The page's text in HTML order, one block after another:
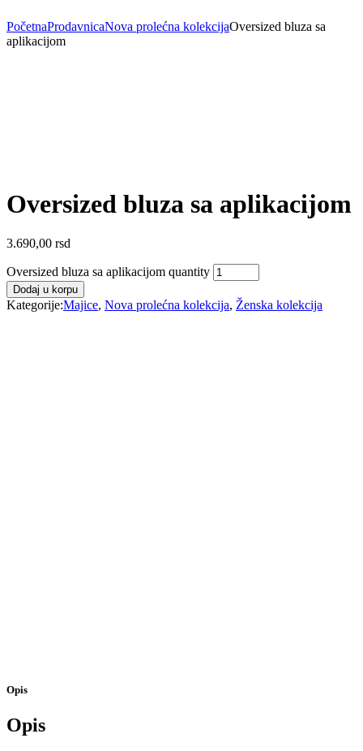
PočetnaProdavnicaNova prolećna kolekcijaOversized bluza sa
aplikacijom
Oversized bluza sa aplikacijom
3.690,00 rsd
Oversized bluza sa aplikacijom quantity
Dodaj u korpu
Kategorije:Majice, Nova prolećna kolekcija, Ženska kolekcija
Opis
Opis